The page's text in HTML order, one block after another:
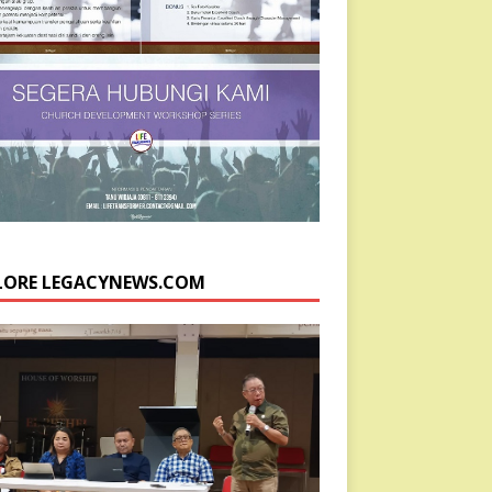
LEGACYNEWS.COM